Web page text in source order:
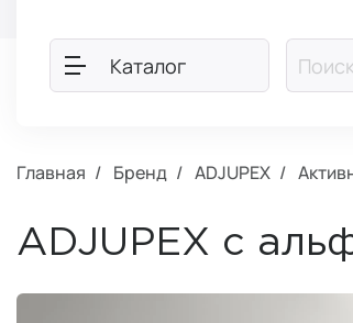
Каталог
Главная Бренд ADJUPEX
ADJUPEX с